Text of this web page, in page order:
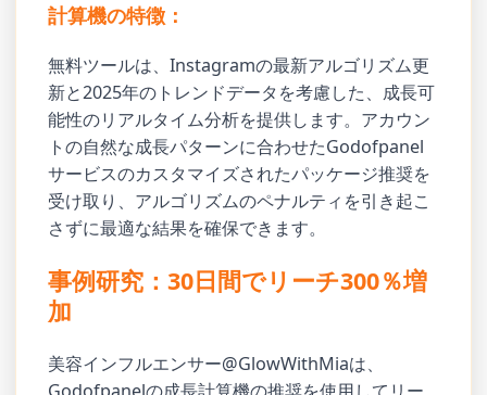
計算機の特徴：
無料ツールは、Instagramの最新アルゴリズム更
新と2025年のトレンドデータを考慮した、成長可
能性のリアルタイム分析を提供します。アカウン
トの自然な成長パターンに合わせたGodofpanel
サービスのカスタマイズされたパッケージ推奨を
受け取り、アルゴリズムのペナルティを引き起こ
さずに最適な結果を確保できます。
事例研究：30日間でリーチ300％増
加
美容インフルエンサー@GlowWithMiaは、
Godofpanelの成長計算機の推奨を使用してリー